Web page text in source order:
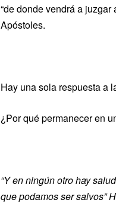
“de donde vendrá a
Apóstoles.
Hay una sola respuesta a
¿Por qué permanecer en
“Y en ningún otro hay
que podamos ser salvos”